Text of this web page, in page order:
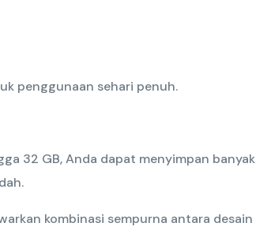
penggunaan sehari penuh.
32 GB, Anda dapat menyimpan banyak
kombinasi sempurna antara desain